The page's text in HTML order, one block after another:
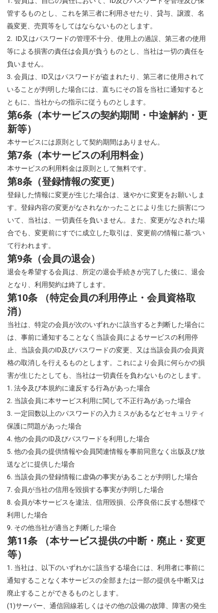
管するものとし、これを第三者に利用させたり、貸与、譲渡、名
義変更、売買等をしてはならないものとします。
ID又はパスワードの管理不十分、使用上の過誤、第三者の使用
等による損害の責任は会員が負うものとし、当社は一切の責任を
負いません。
会員は、ID又はパスワードが盗まれたり、第三者に使用されて
いることが判明した場合には、直ちにその旨を当社に通知すると
ともに、当社からの指示に従うものとします。
第6条（本サービスの契約期間・中途解約・更
新等）
本サービスには原則として契約期間はありません。
第7条（本サービスの利用料金）
本サービスの利用料金は原則として無料です。
第8条（登録情報の変更）
登録した情報に変更が生じた場合は、速やかに変更をお願いしま
す。登録内容の変更がなされなかったことにより生じた損害につ
いて、当社は、一切責任を負いません。また、変更がなされた場
合でも、変更前にすでに成立した取引は、変更前の情報に基づい
て行われます。
第9条（会員の退会）
退会を希望する会員は、所定の退会手続きが完了した後に、退会
となり、利用契約は終了します。
第10条 （特定会員の利用停止・会員資格取
消）
当社は、特定の会員が次のいずれかに該当すると判断した場合に
は、事前に通知することなく当該会員によるサービスの利用停
止、当該会員のID及びパスワードの変更、又は当該会員の会員資
格の取消しを行えるものとします。これにより会員に何らかの損
害が生じたとしても、当社は一切責任を負わないものとします。
法令及び本規約に違反する行為があった場合
当該会員に本サービス利用に関して不正行為があった場合
一定回数以上のパスワードの入力ミスがあるなどセキュリティ
保護に問題があった場合
他の会員のID及びパスワードを利用した場合
他の会員の提供情報や会員関連情報を事前同意なく出版及び放
送などに提供した場合
当該会員の登録情報に虚偽の事実があることが判明した場合
会員が当社の信用を毀損する事実が判明した場合
会員が本サービスを違法、信用毀損、公序良俗に反する態様で
利用した場合
その他当社が適当と判断した場合
第11条 （本サービス提供の中断・廃止・変更
等）
当社は、以下のいずれかに該当する場合には、利用者に事前に
通知することなく本サービスの全部または一部の提供を中断又は
廃止することができるものとします。
(1)サーバー、通信回線若しくはその他の設備の故障、障害の発生